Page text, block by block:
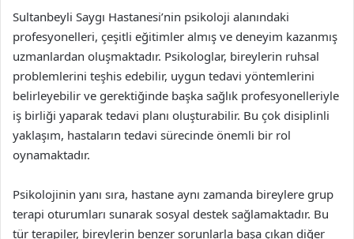
Sultanbeyli Saygı Hastanesi’nin psikoloji alanındaki
profesyonelleri, çeşitli eğitimler almış ve deneyim kazanmış
uzmanlardan oluşmaktadır. Psikologlar, bireylerin ruhsal
problemlerini teşhis edebilir, uygun tedavi yöntemlerini
belirleyebilir ve gerektiğinde başka sağlık profesyonelleriyle
iş birliği yaparak tedavi planı oluşturabilir. Bu çok disiplinli
yaklaşım, hastaların tedavi sürecinde önemli bir rol
oynamaktadır.
Psikolojinin yanı sıra, hastane aynı zamanda bireylere grup
terapi oturumları sunarak sosyal destek sağlamaktadır. Bu
tür terapiler, bireylerin benzer sorunlarla başa çıkan diğer